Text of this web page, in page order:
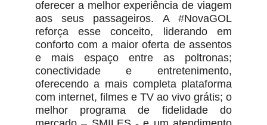
oferecer a melhor experiência de viagem
aos seus passageiros. A #NovaGOL
reforça esse conceito, liderando em
conforto com a maior oferta de assentos
e mais espaço entre as poltronas;
conectividade e entretenimento,
oferecendo a mais completa plataforma
com internet, filmes e TV ao vivo grátis; o
melhor programa de fidelidade do